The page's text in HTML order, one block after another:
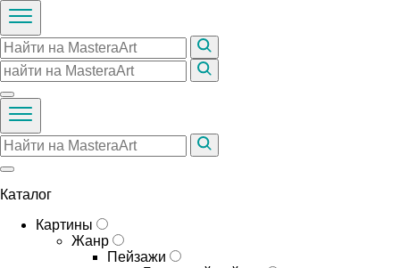
Каталог
Картины
Жанр
Пейзажи